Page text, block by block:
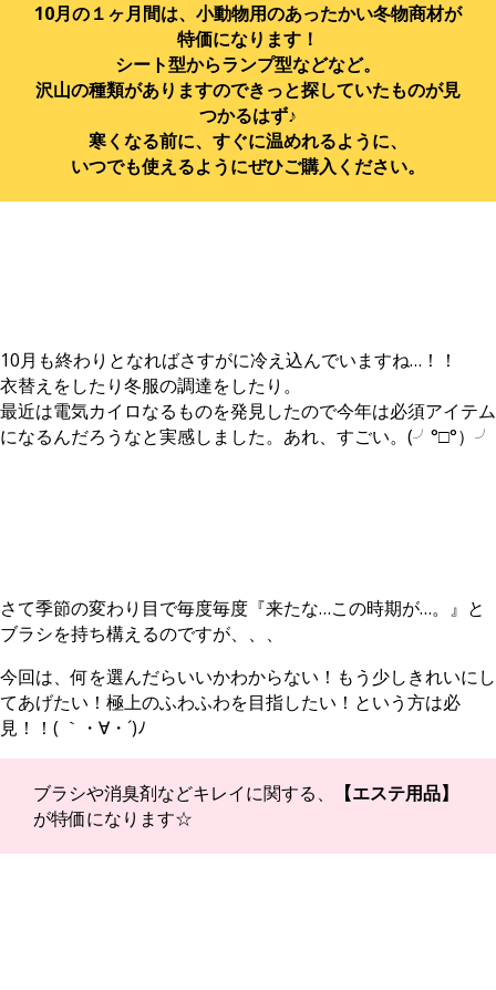
10月の１ヶ月間は、小動物用のあったかい冬物商材が
特価になります！
シート型からランプ型などなど。
沢山の種類がありますのできっと探していたものが見
つかるはず♪
寒くなる前に、すぐに温めれるように、
いつでも使えるようにぜひご購入ください。
10月も終わりとなればさすがに冷え込んでいますね…！！
衣替えをしたり冬服の調達をしたり。
最近は電気カイロなるものを発見したので今年は必須アイテム
になるんだろうなと実感しました。あれ、すごい。(╯°□°）╯
さて季節の変わり目で毎度毎度『来たな…この時期が…。』と
ブラシを持ち構えるのですが、、、
今回は、何を選んだらいいかわからない！もう少しきれいにし
てあげたい！極上のふわふわを目指したい！という方は必
見！！( ｀・∀・´)ﾉ
ブラシや消臭剤などキレイに関する、
【エステ用品】
が特価になります☆